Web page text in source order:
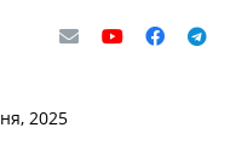
2025